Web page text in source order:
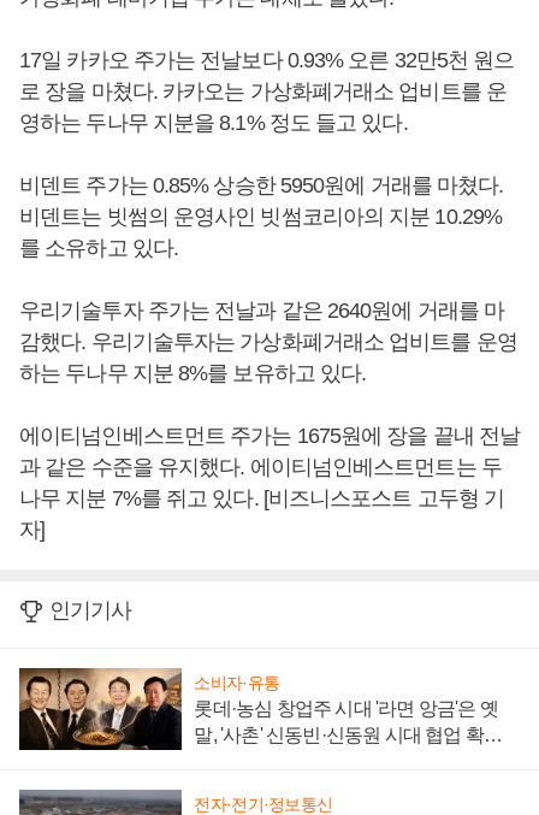
17일 카카오 주가는 전날보다 0.93% 오른 32만5천 원으
로 장을 마쳤다. 카카오는 가상화폐거래소 업비트를 운
영하는 두나무 지분을 8.1% 정도 들고 있다.
비덴트 주가는 0.85% 상승한 5950원에 거래를 마쳤다.
비덴트는 빗썸의 운영사인 빗썸코리아의 지분 10.29%
를 소유하고 있다.
우리기술투자 주가는 전날과 같은 2640원에 거래를 마
감했다. 우리기술투자는 가상화폐거래소 업비트를 운영
하는 두나무 지분 8%를 보유하고 있다.
에이티넘인베스트먼트 주가는 1675원에 장을 끝내 전날
과 같은 수준을 유지했다. 에이티넘인베스트먼트는 두
나무 지분 7%를 쥐고 있다. [비즈니스포스트 고두형 기
자]
인기기사
소비자·유통
롯데·농심 창업주 시대 '라면 앙금'은 옛
말, '사촌' 신동빈·신동원 시대 협업 확대
전자·전기·정보통신